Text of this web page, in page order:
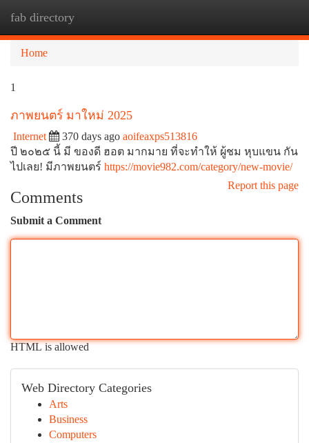
fab directory
Home
1
ภาพยนตร์ มาใหม่ 2025
Internet 370 days ago aoifeaxps513816
ปี ๒๐๒๕ นี้ มี ของดี ฮอต มากมาย ที่จะทำให้ ผู้ชม หุบแขน กัน
ไปเลย! มีภาพยนตร์ https://movie982.com/category/new-movie/
Report this page
Comments
Submit a Comment
HTML is allowed
Web Directory Categories
Arts
Business
Computers